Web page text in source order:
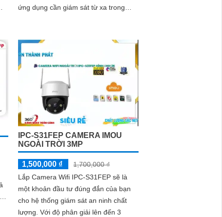
ứng dụng cần giám sát từ xa trong
công nghệ hồng ngoại với khả năng
nhìn đêm lên đến 30 mét.
IPC-S31FEP CAMERA IMOU
NGOÀI TRỜI 3MP
1,500,000 ₫
1,700,000 ₫
Lắp Camera Wifi IPC-S31FEP sẽ là
một khoản đầu tư đúng đắn của bạn
cho hệ thống giám sát an ninh chất
lượng. Với độ phân giải lên đến 3